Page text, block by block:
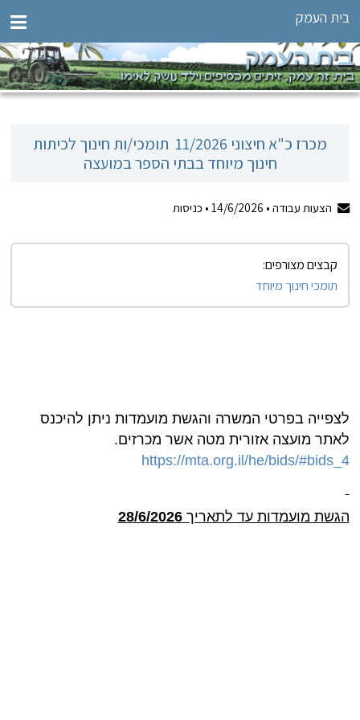
בית העמק
מכרז כ"א חיצוני 11/2026  תומכי/ות חינוך לכיתות
חינוך מיוחד בבתי הספר במועצה
הצעות עבודה • 14/6/2026
• כניסות
קבצים מצורפים:
תומכי חינוך מיוחד
לצפייה בפרטי המשרה והגשת מועמדות ניתן להיכנס
לאתר מועצה אזורית מטה אשר מכרזים.
https://mta.org.il/he/bids/#bids_4
הגשת מועמדות עד לתאריך28/6/2026